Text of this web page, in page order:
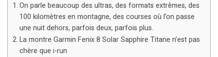
On parle beaucoup des ultras, des formats extrêmes, des
100 kilomètres en montagne, des courses où l’on passe
une nuit dehors, parfois deux, parfois plus.
La montre Garmin Fenix 8 Solar Sapphire Titane n’est pas
chère que i-run